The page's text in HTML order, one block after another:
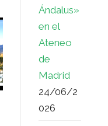
Ándalus»
en el
Ateneo
de
Madrid
24/06/2
026